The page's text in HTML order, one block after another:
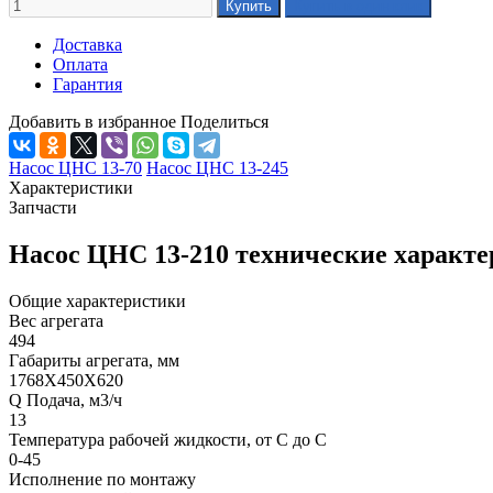
Доставка
Оплата
Гарантия
Добавить в избранное Поделиться
Насос ЦНС 13-70 Насос ЦНС 13-245
Характеристики
Запчасти
Насос ЦНС 13-210 технические
Общие характеристики
Вес агрегата
494
Габариты агрегата, мм
1768Х450Х620
Q Подача, м3/ч
13
Температура рабочей жидкости, от С до С
0-45
Исполнение по монтажу